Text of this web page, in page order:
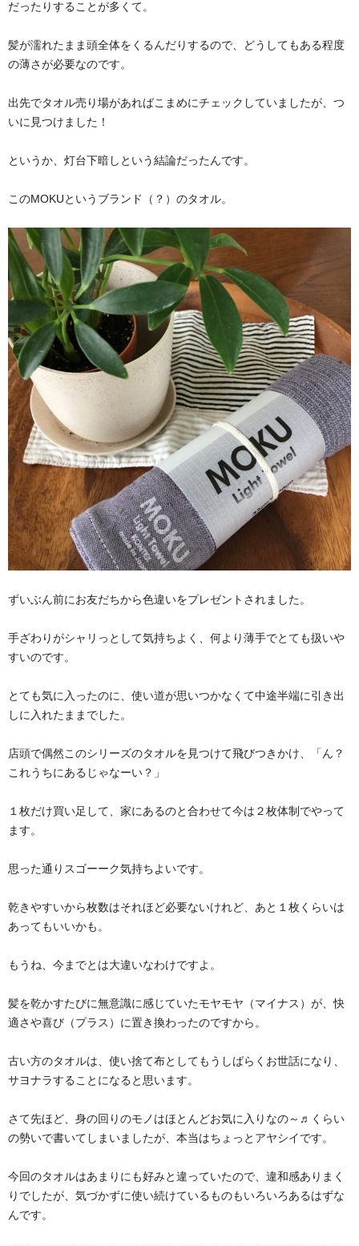
だったりすることが多くて。
髪が濡れたまま頭全体をくるんだりするので、どうしてもある程度
の薄さが必要なのです。
出先でタオル売り場があればこまめにチェックしていましたが、つ
いに見つけました！
というか、灯台下暗しという結論だったんです。
このMOKUというブランド（？）のタオル。
ずいぶん前にお友だちから色違いをプレゼントされました。
手ざわりがシャリっとして気持ちよく、何より薄手でとても扱いや
すいのです。
とても気に入ったのに、使い道が思いつかなくて中途半端に引き出
しに入れたままでした。
店頭で偶然このシリーズのタオルを見つけて飛びつきかけ、「ん？
これうちにあるじゃなーい？」
１枚だけ買い足して、家にあるのと合わせて今は２枚体制でやって
ます。
思った通りスゴーーク気持ちよいです。
乾きやすいから枚数はそれほど必要ないけれど、あと１枚くらいは
あってもいいかも。
もうね、今までとは大違いなわけですよ。
髪を乾かすたびに無意識に感じていたモヤモヤ（マイナス）が、快
適さや喜び（プラス）に置き換わったのですから。
古い方のタオルは、使い捨て布としてもうしばらくお世話になり、
サヨナラすることになると思います。
さて先ほど、身の回りのモノはほとんどお気に入りなの～♬くらい
の勢いで書いてしまいましたが、本当はちょっとアヤシイです。
今回のタオルはあまりにも好みと違っていたので、違和感ありまく
りでしたが、気づかずに使い続けているものもいろいろあるはずな
んです。